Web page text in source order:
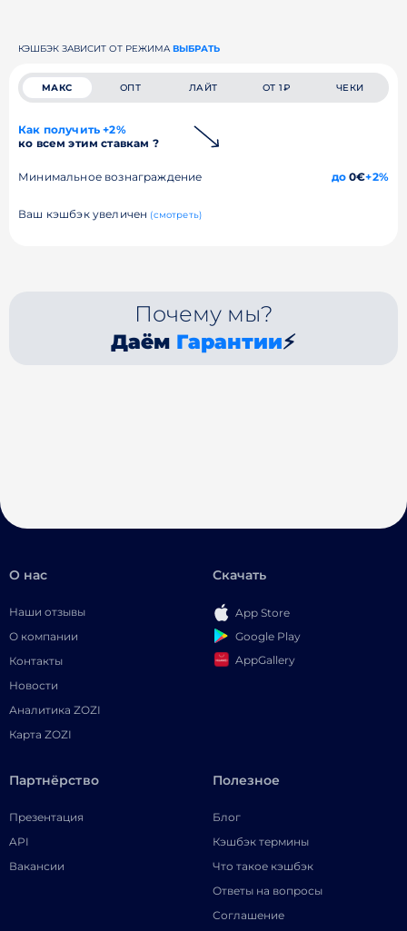
КЭШБЭК ЗАВИСИТ ОТ РЕЖИМА ВЫБРАТЬ
МАКС ОПТ ЛАЙТ ОТ 1₽ ЧЕКИ
Как получить +2%
ко всем этим ставкам ?
Минимальное вознаграждение до0€+2%
Ваш кэшбэк увеличен (смотреть)
Почему мы?
Даём Гарантии⚡
О нас
Наши отзывы
О компании
Контакты
Новости
Аналитика ZOZI
Карта ZOZI
Скачать
App Store
Google Play
AppGallery
Партнёрство
Презентация
API
Вакансии
Полезное
Блог
Кэшбэк термины
Что такое кэшбэк
Ответы на вопросы
Соглашение